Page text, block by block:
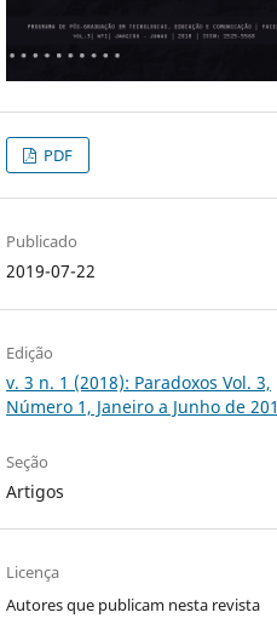
PDF
Publicado
2019-07-22
Edição
v. 3 n. 1 (2018): Paradoxos Vol. 3,
Número 1, Janeiro a Junho de
Seção
Artigos
Licença
Autores que publicam nesta revista